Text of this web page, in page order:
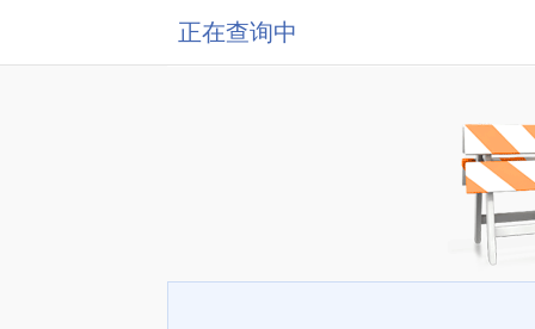
正在查询中